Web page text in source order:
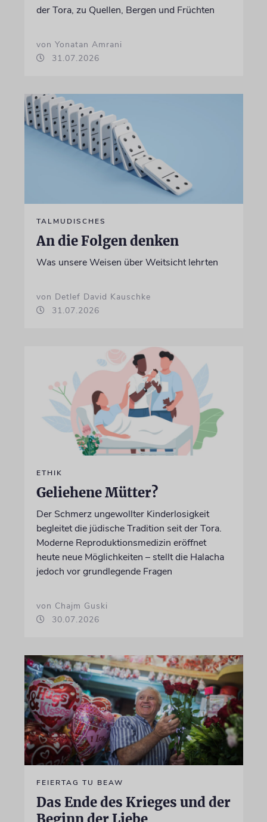
der Tora, zu Quellen, Bergen und Früchten
von Yonatan Amrani
31.07.2026
TALMUDISCHES
An die Folgen denken
Was unsere Weisen über Weitsicht lehrten
von Detlef David Kauschke
31.07.2026
ETHIK
Geliehene Mütter?
Der Schmerz ungewollter Kinderlosigkeit
begleitet die jüdische Tradition seit der Tora.
Moderne Reproduktionsmedizin eröffnet
heute neue Möglichkeiten – stellt die Halacha
jedoch vor grundlegende Fragen
von Chajm Guski
30.07.2026
FEIERTAG TU BEAW
Das Ende des Krieges und der